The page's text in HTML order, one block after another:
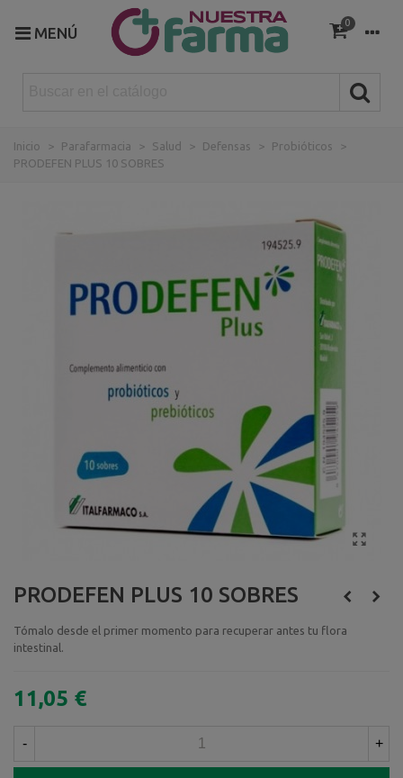
MENÚ
0
Inicio > Parafarmacia > Salud > Defensas > Probióticos
>
PRODEFEN PLUS 10 SOBRES
PRODEFEN PLUS 10 SOBRES
Tómalo desde el primer momento para recuperar antes tu flora
intestinal.
11,05 €
- +